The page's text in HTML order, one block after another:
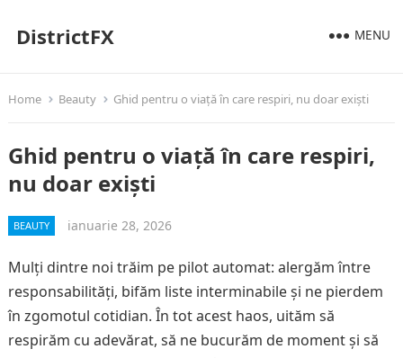
DistrictFX MENU
Home Beauty Ghid pentru o viață în care respiri, nu doar exiști
Ghid pentru o viață în care respiri,
nu doar exiști
BEAUTY ianuarie 28, 2026
Mulți dintre noi trăim pe pilot automat: alergăm între
responsabilități, bifăm liste interminabile și ne pierdem
în zgomotul cotidian. În tot acest haos, uităm să
respirăm cu adevărat, să ne bucurăm de moment și să